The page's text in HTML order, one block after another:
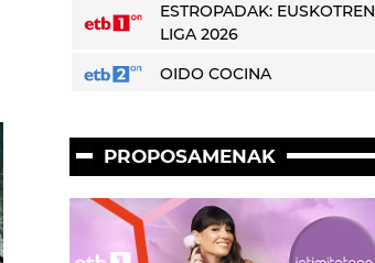
ESTROPADAK: EUSKOTREN
LIGA 2026
OIDO COCINA
PROPOSAMENAK